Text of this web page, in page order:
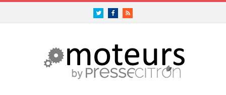
TwitterFacebookRSS